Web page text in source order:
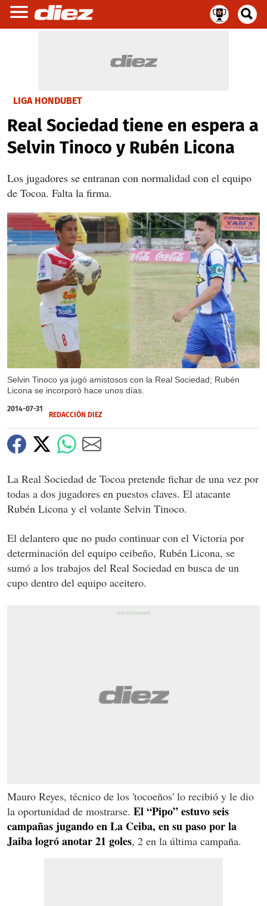
LIGA HONDUBET
Real Sociedad tiene en espera a
Selvin Tinoco y Rubén Licona
Los jugadores se entranan con normalidad con el equipo
de Tocoa. Falta la firma.
Selvin Tinoco ya jugó amistosos con la Real Sociedad; Rubén
Licona se incorporó hace unos días.
X
2014-07-31
REDACCIÓN DIEZ
La Real Sociedad de Tocoa pretende fichar de una vez por
todas a dos jugadores en puestos claves. El atacante
Rubén Licona y el volante Selvin Tinoco.
El delantero que no pudo continuar con el Victoria por
determinación del equipo ceibeño, Rubén Licona, se
sumó a los trabajos del Real Sociedad en busca de un
cupo dentro del equipo aceitero.
Mauro Reyes, técnico de los 'tocoeños' lo recibió y le dio
la oportunidad de mostrarse. El “Pipo” estuvo seis
campañas jugando en La Ceiba, en su paso por la
Jaiba logró anotar 21 goles, 2 en la última campaña.